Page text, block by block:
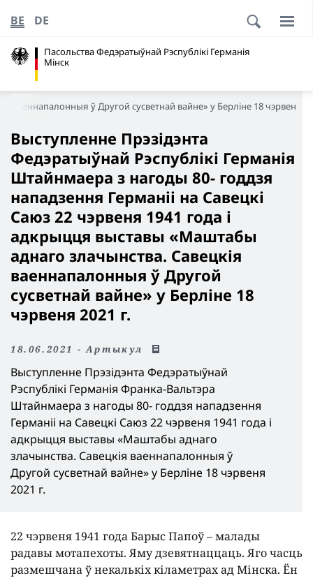
Пасольства Федэратыўнай Рэспублікі Германія
Мінск
BE DE
ваеннапалонныя ў Другой сусветнай вайне» у Берліне 18 чэрвеня
Выступленне Прэзідэнта
Федэратыўнай Рэспублікі Германія
Штайнмаера з нагоды 80- годдзя
нападзення Германіі на Савецкі
Саюз 22 чэрвеня 1941 года і
адкрыцця выставы «Маштабы
аднаго злачынства. Савецкія
ваеннапалонныя ў Другой
сусветнай вайне» у Берліне 18
чэрвеня 2021 г.
18.06.2021 - Артыкул
Выступленне Прэзідэнта Федэратыўнай
Рэспублікі Германія Франка-Вальтэра
Штайнмаера з нагоды 80- годдзя нападзення
Германіі на Савецкі Саюз 22 чэрвеня 1941 года і
адкрыцця выставы «Маштабы аднаго
злачынства. Савецкія ваеннапалонныя ў
Другой сусветнай вайне» у Берліне 18 чэрвеня
2021 г.
22 чэрвеня 1941 года Барыс Папоў – малады
радавы мотапехоты. Яму дзевятнаццаць. Яго часць
размешчана ў некалькіх кіламетрах ад Мінска. Ён